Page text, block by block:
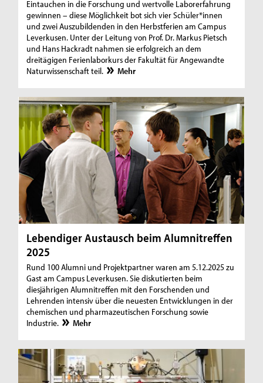
Eintauchen in die Forschung und wertvolle Laborerfahrung
gewinnen – diese Möglichkeit bot sich vier Schüler*innen
und zwei Auszubildenden in den Herbstferien am Campus
Leverkusen. Unter der Leitung von Prof. Dr. Markus Pietsch
und Hans Hackradt nahmen sie erfolgreich an dem
dreitägigen Ferienlaborkurs der Fakultät für Angewandte
Naturwissenschaft teil.
Mehr
Lebendiger Austausch beim Alumnitreffen
2025
Rund 100 Alumni und Projektpartner waren am 5.12.2025 zu
Gast am Campus Leverkusen. Sie diskutierten beim
diesjährigen Alumnitreffen mit den Forschenden und
Lehrenden intensiv über die neuesten Entwicklungen in der
chemischen und pharmazeutischen Forschung sowie
Industrie.
Mehr